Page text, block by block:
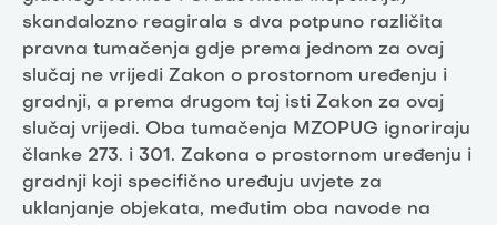
skandalozno reagirala s dva potpuno različita
pravna tumačenja gdje prema jednom za ovaj
slučaj ne vrijedi Zakon o prostornom uređenju i
gradnji, a prema drugom taj isti Zakon za ovaj
slučaj vrijedi. Oba tumačenja MZOPUG ignoriraju
članke 273. i 301. Zakona o prostornom uređenju i
gradnji koji specifično uređuju uvjete za
uklanjanje objekata, međutim oba navode na